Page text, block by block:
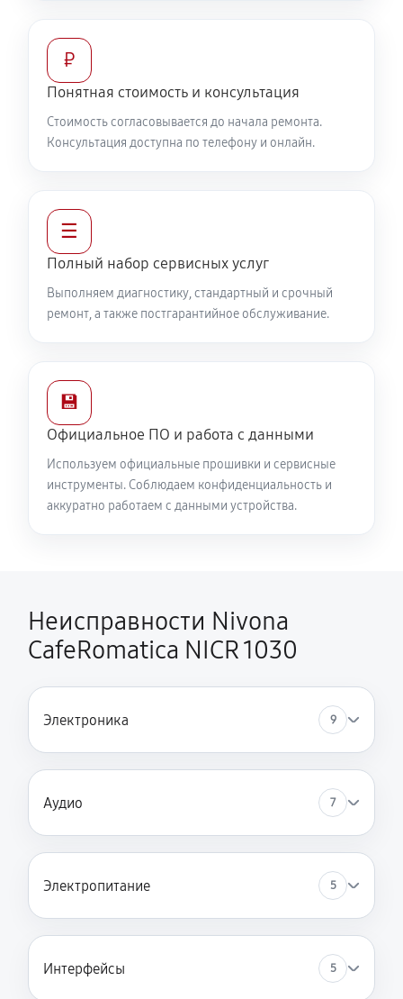
₽
Понятная стоимость и консультация
Стоимость согласовывается до начала ремонта.
Консультация доступна по телефону и онлайн.
☰
Полный набор сервисных услуг
Выполняем диагностику, стандартный и срочный
ремонт, а также постгарантийное обслуживание.
💾
Официальное ПО и работа с данными
Используем официальные прошивки и сервисные
инструменты. Соблюдаем конфиденциальность и
аккуратно работаем с данными устройства.
Неисправности Nivona
CafeRomatica NICR 1030
Электроника 9
Аудио 7
Электропитание 5
Интерфейсы 5